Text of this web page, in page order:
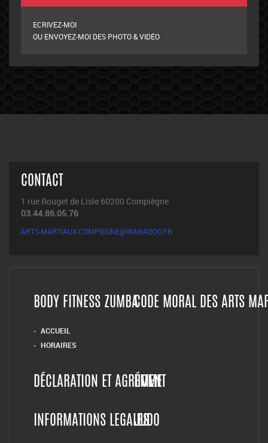
ECRIVEZ-MOI
OU ENVOYEZ-MOI DES PHOTO & VIDÉO
CONTACT
1 rue Rouget de Lisle 60200 Compiègne
03.44.86.05.76
ARTS-MARTIAUX-COMPIEGNE@WANADOO.FR
BODY FITNESS ZUMBA
ACCUEIL
HORAIRES
CODE MORAL DES ARTS
DÉCLARATION ET AGRÉMENT
HOME
INFORMATIONS LEGALESJUDO